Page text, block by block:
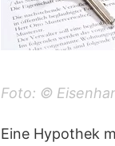
Foto: ©
Eine Hypothek